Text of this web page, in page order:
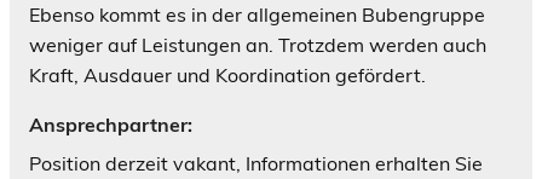
Ebenso kommt es in der allgemeinen Bubengruppe
weniger auf Leistungen an. Trotzdem werden auch
Kraft, Ausdauer und Koordination gefördert.
Ansprechpartner:
Position derzeit vakant, Informationen erhalten Sie